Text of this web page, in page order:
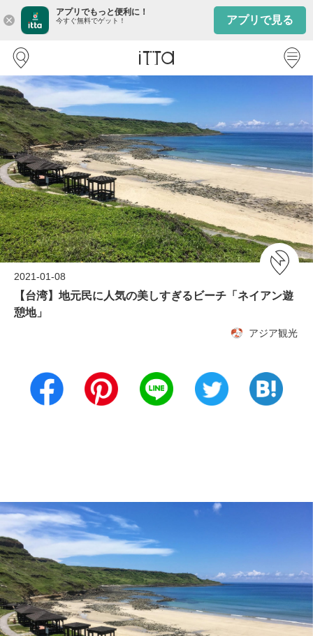
close
アプリでもっと便利に！
今すぐ無料でゲット！ アプリで見る
2021-01-08
【台湾】地元民に人気の美しすぎるビーチ「ネイアン遊
憩地」
アジア観光